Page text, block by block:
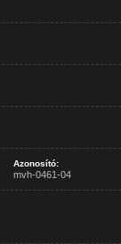
Azonosító:
mvh-0461-04